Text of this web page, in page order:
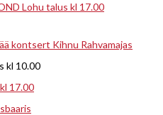
Lohu talus kl 17.00
kontsert Kihnu Rahvamajas
kl 10.00
17.00